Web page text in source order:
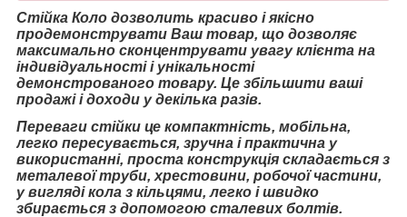
Стійка Коло дозволить красиво і якісно
продемонструвати Ваш товар, що дозволяє
максимально сконцентрувати увагу клієнта на
індивідуальності і унікальності
демонстрованого товару. Це збільшити ваші
продажі і доходи у декілька разів.
Переваги стійки це компактність, мобільна,
легко пересувається, зручна і практична у
використанні, проста конструкція складається з
металевої труби, хрестовини, робочої частини,
у вигляді кола з кільцями, легко і швидко
збирається з допомогою сталевих болтів.